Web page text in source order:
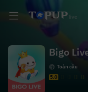
Bigo
Toàn cầu
5.0